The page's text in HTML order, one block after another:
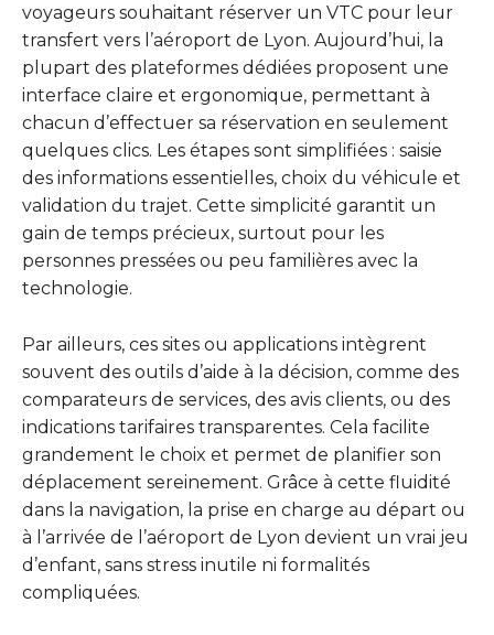
voyageurs souhaitant réserver un VTC pour leur
transfert vers l’aéroport de Lyon. Aujourd’hui, la
plupart des plateformes dédiées proposent une
interface claire et ergonomique, permettant à
chacun d’effectuer sa réservation en seulement
quelques clics. Les étapes sont simplifiées : saisie
des informations essentielles, choix du véhicule et
validation du trajet. Cette simplicité garantit un
gain de temps précieux, surtout pour les
personnes pressées ou peu familières avec la
technologie.
Par ailleurs, ces sites ou applications intègrent
souvent des outils d’aide à la décision, comme des
comparateurs de services, des avis clients, ou des
indications tarifaires transparentes. Cela facilite
grandement le choix et permet de planifier son
déplacement sereinement. Grâce à cette fluidité
dans la navigation, la prise en charge au départ ou
à l’arrivée de l’aéroport de Lyon devient un vrai jeu
d’enfant, sans stress inutile ni formalités
compliquées.